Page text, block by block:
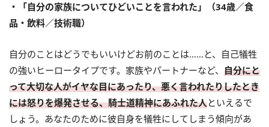
・「自分の家族についてひどいことを言われた」（34歳／食
品・飲料／技術職）
自分のことはどうでもいいけどお前のことは……と、自己犠牲
の強いヒーロータイプです。家族やパートナーなど、 自分にと
って大切な人がイヤな目にあったり、悪く言われたりしたとき
には怒りを爆発させる、騎士道精神にあふれた人といえるで
しょう。あなたのために彼自身を犠牲にしてしまう傾向があ